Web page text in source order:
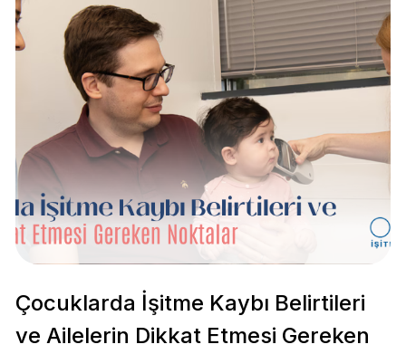
Çocuklarda İşitme Kaybı Belirtileri
ve Ailelerin Dikkat Etmesi Gereken